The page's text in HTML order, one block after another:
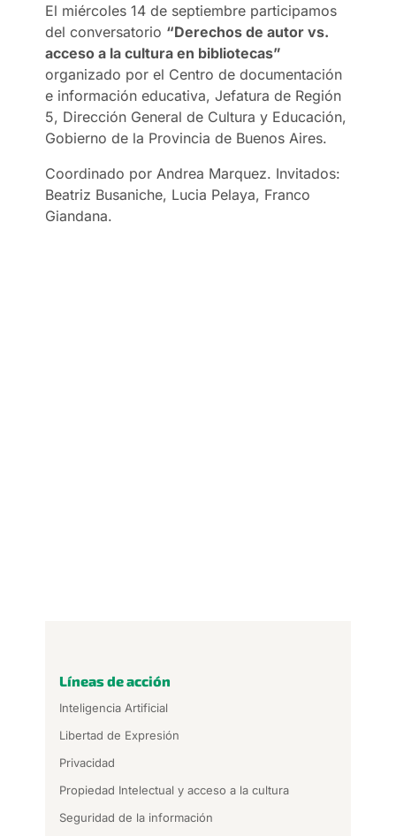
El miércoles 14 de septiembre participamos
del conversatorio “Derechos de autor vs.
acceso a la cultura en bibliotecas”
organizado por el Centro de documentación
e información educativa, Jefatura de Región
5, Dirección General de Cultura y Educación,
Gobierno de la Provincia de Buenos Aires.
Coordinado por Andrea Marquez. Invitados:
Beatriz Busaniche, Lucia Pelaya, Franco
Giandana.
Líneas de acción
Inteligencia Artificial
Libertad de Expresión
Privacidad
Propiedad Intelectual y acceso a la cultura
Seguridad de la información